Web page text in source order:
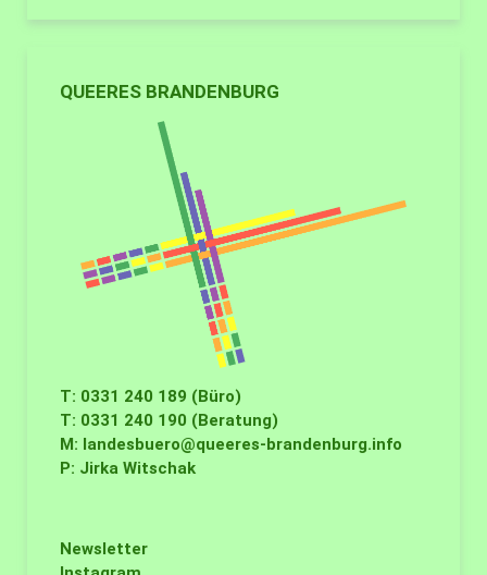
QUEERES BRANDENBURG
T: 0331 240 189 (Büro)
T: 0331 240 190 (Beratung)
M: landesbuero@queeres-brandenburg.info
P: Jirka Witschak
Newsletter